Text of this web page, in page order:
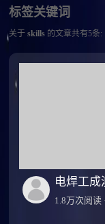
标签关键词
关于skills 的文章共有5条:
电焊工成
1.8万次阅读